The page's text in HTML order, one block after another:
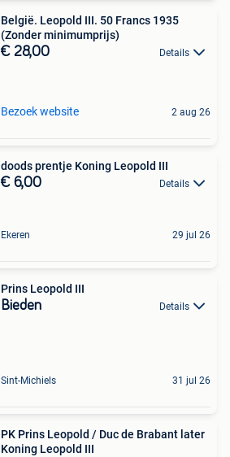
België. Leopold III. 50 Francs 1935
(Zonder minimumprijs)
€ 28,00 Details
Bezoek website 2 aug 26
doods prentje Koning Leopold III
€ 6,00 Details
Ekeren 29 jul 26
Prins Leopold III
Bieden Details
Sint-Michiels 31 jul 26
PK Prins Leopold / Duc de Brabant later
Koning Leopold III